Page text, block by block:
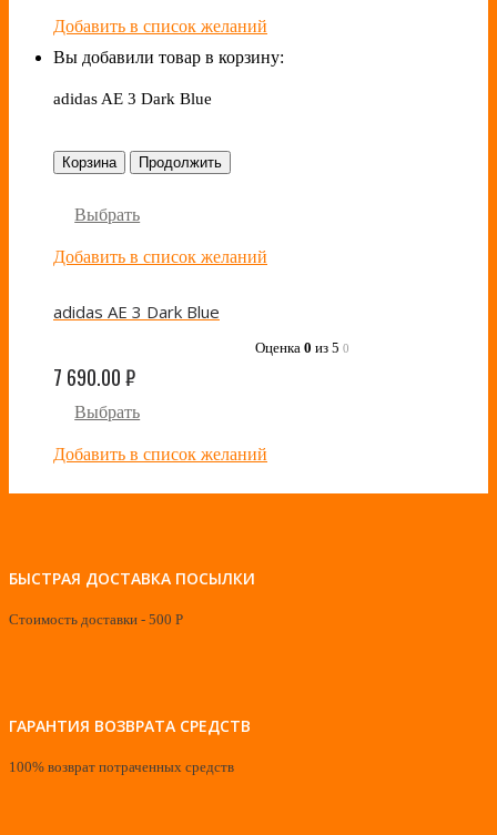
Добавить в список желаний
Вы добавили товар в корзину:
adidas AE 3 Dark Blue
Корзина Продолжить
Выбрать
Добавить в список желаний
adidas AE 3 Dark Blue
Оценка 0 из 5 0
7 690.00₽
Выбрать
Добавить в список желаний
БЫСТРАЯ ДОСТАВКА ПОСЫЛКИ
Стоимость доставки - 500 Р
ГАРАНТИЯ ВОЗВРАТА СРЕДСТВ
100% возврат потраченных средств